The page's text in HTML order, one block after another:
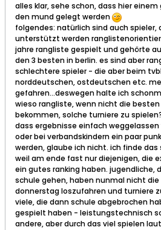
alles klar, sehe schon, dass hier
den mund gelegt werden
folgendes: natürlich sind auch
unterstützt werden
jahre rangliste gespielt und gehörte
den 3 besten in berlin. es sind aber
schlechtere spieler - die aber beim
norddeutschen, ostdeutschen etc.
gefahren...deswegen halte ich
wieso rangliste, wenn nicht die
bekommen, solche turniere zu
dass ergebnisse einfach
oder bei verbandskindern ein paar
werden, glaube ich nicht. ich finde
weil am ende fast nur diejenigen, die
ein gutes ranking haben. jugendliche,
schule gehen, haben nunmal nicht
donnerstag loszufahren und turniere
viele, die dann schule abgebrochen
gespielt haben - leistungstechnisch
andere, aber durch das viel spielen